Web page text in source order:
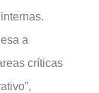
a
críticas